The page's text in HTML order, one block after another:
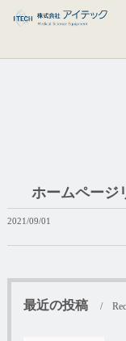
ホームページ
2021/09/01
最近の投稿